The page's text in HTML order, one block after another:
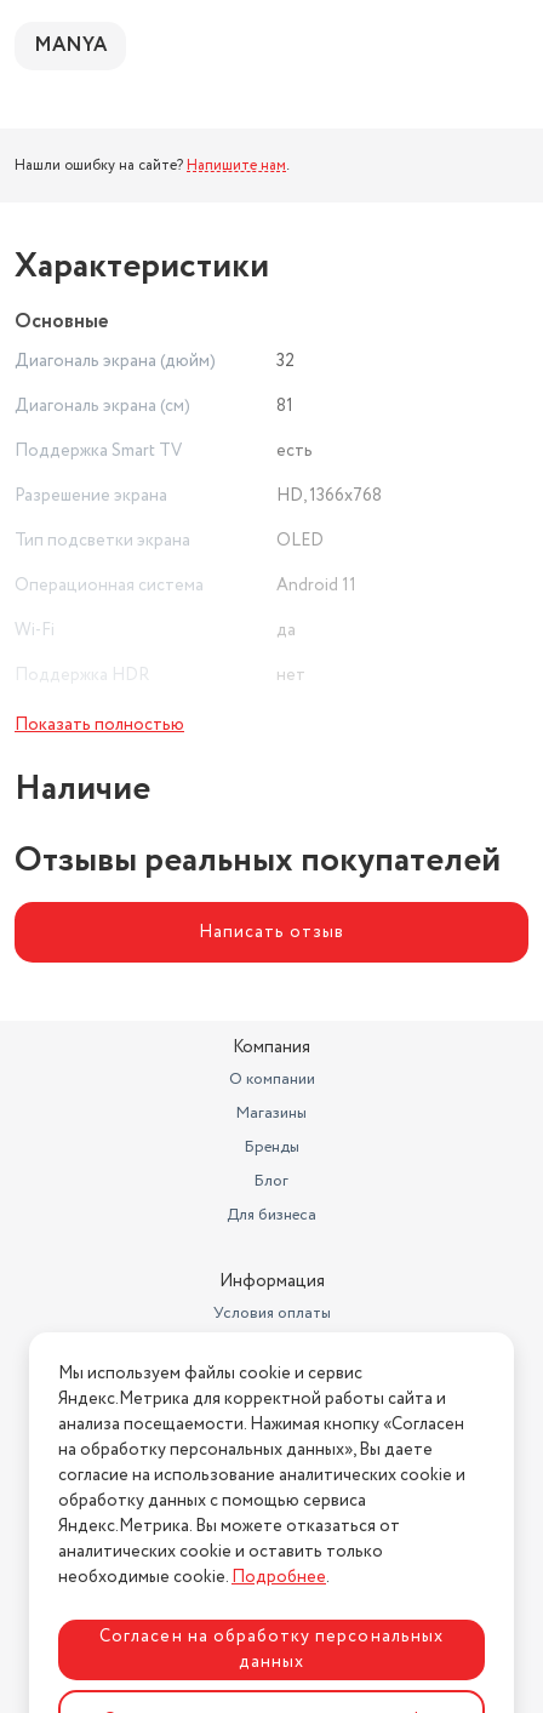
MANYA
Нашли ошибку на сайте? Напишите нам.
Характеристики
Основные
Диагональ экрана (дюйм)
32
Диагональ экрана (см)
81
Поддержка Smart TV
есть
Разрешение экрана
HD, 1366x768
Тип подсветки экрана
OLED
Операционная система
Android 11
Wi-Fi
да
Поддержка HDR
нет
Поддержка Bluetooth
Расширенная технология
экрана
DLED
Показать полностью
Наличие
Отзывы реальных покупателей
Написать отзыв
Компания
О компании
Магазины
Бренды
Блог
Для бизнеса
Информация
Условия оплаты
Условия возврата
Нашли ошибку на сайте? Напишите нам
2026 © Интернет-магазин "АстМаркет". У нас есть всё!
Политика конфиденциальности
Разработка сайтаASTDESIGN
Мы используем файлы cookie и сервис
Яндекс.Метрика для корректной работы сайта и
анализа посещаемости. Нажимая кнопку «Согласен
на обработку персональных данных», Вы даете
согласие на использование аналитических cookie и
обработку данных с помощью сервиса
Яндекс.Метрика. Вы можете отказаться от
аналитических cookie и оставить только
необходимые cookie.Подробнее.
Согласен на обработку персональных
данных